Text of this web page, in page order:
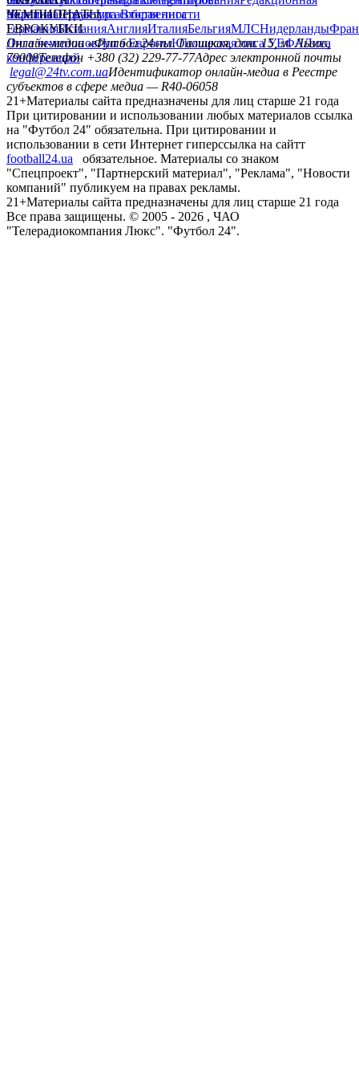
политикаСтруктура собственности
УкраинаПервая лигаВторая лига
ЧЕМПИОНАТЫ
ГерманияИспанияАнглияИталияБельгияМЛСНидерланды
ЕВРОКУБКИ
Лига чемпионовЛига ЕвропыЮношеская лига УЕФАЛига
конференций
Онлайн-медиа «Футбол 24»пл. Галицкая, дом. 15, м. Львов,
79008Телефон +380 (32) 229-77-77Адрес электронной почты
legal@24tv.com.uaИдентификатор онлайн-медиа в Реестре
субъектов в сфере медиа — R40-06058
21+Материалы сайта предназначены для лиц старше 21 года
При цитировании и использовании любых материалов ссылка
на "Футбол 24" обязательна. При цитировании и
использовании в сети Интернет гиперссылка на сайтт
football24.ua
обязательное. Материалы со знаком
"Спецпроект", "Партнерский материал", "Реклама", "Новости
компаний" публикуем на правах рекламы.
21+Материалы сайта предназначены для лиц старше 21 года
Все права защищены. © 2005 - 2026 , ЧАО
"Телерадиокомпания Люкс". "Футбол 24".